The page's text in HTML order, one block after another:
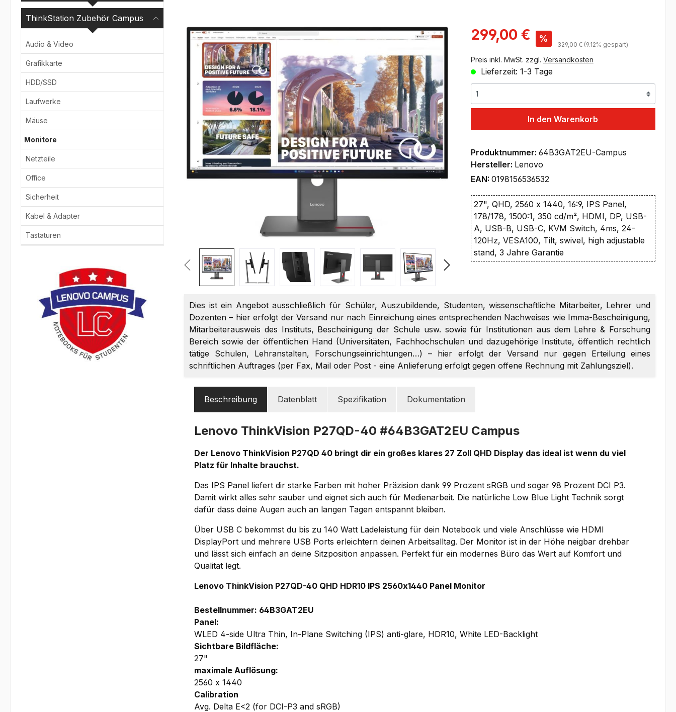
ThinkStation Zubehör Campus
Audio & Video
Grafikkarte
HDD/SSD
Laufwerke
Mäuse
Monitore
Netzteile
Office
Sicherheit
Kabel & Adapter
Tastaturen
Bildergalerie überspringen Verkaufspreis:
299,00 € %
Regulärer Preis:
329,00 € (9.12% gespart)
Preis inkl. MwSt. zzgl. Versandkosten
Lieferzeit: 1-3 Tage
In den Warenkorb
Produktnummer: 64B3GAT2EU-Campus
Hersteller: Lenovo
EAN: 0198156536532
27", QHD, 2560 x 1440, 16:9, IPS Panel,
178/178, 1500:1, 350 cd/m², HDMI, DP, USB-
A, USB-B, USB-C, KVM Switch, 4ms, 24-
120Hz, VESA100, Tilt, swivel, high adjustable
stand, 3 Jahre Garantie
Dies ist ein Angebot ausschließlich für Schüler, Auszubildende, Studenten, wissenschaftliche Mitarbeiter, Lehrer und
Dozenten – hier erfolgt der Versand nur nach Einreichung eines entsprechenden Nachweises wie Imma-Bescheinigung,
Mitarbeiterausweis des Instituts, Bescheinigung der Schule usw. sowie für Institutionen aus dem Lehre & Forschung
Bereich sowie der öffentlichen Hand (Universitäten, Fachhochschulen und dazugehörige Institute, öffentlich rechtlich
tätige Schulen, Lehranstalten, Forschungseinrichtungen…) – hier erfolgt der Versand nur gegen Erteilung eines
schriftlichen Auftrages (per Fax, Mail oder Post - eine Anlieferung erfolgt gegen offene Rechnung mit Zahlungsziel).
Beschreibung Datenblatt Spezifikation Dokumentation
Lenovo ThinkVision P27QD-40 #64B3GAT2EU Campus
Der Lenovo ThinkVision P27QD 40 bringt dir ein großes klares 27 Zoll QHD Display das ideal ist wenn du viel
Platz für Inhalte brauchst.
Das IPS Panel liefert dir starke Farben mit hoher Präzision dank 99 Prozent sRGB und sogar 98 Prozent DCI P3.
Damit wirkt alles sehr sauber und eignet sich auch für Medienarbeit. Die natürliche Low Blue Light Technik sorgt
dafür dass deine Augen auch an langen Tagen entspannt bleiben.
Über USB C bekommst du bis zu 140 Watt Ladeleistung für dein Notebook und viele Anschlüsse wie HDMI
DisplayPort und mehrere USB Ports erleichtern deinen Arbeitsalltag. Der Monitor ist in der Höhe neigbar drehbar
und lässt sich einfach an deine Sitzposition anpassen. Perfekt für ein modernes Büro das Wert auf Komfort und
Qualität legt.
Lenovo ThinkVision P27QD-40 QHD HDR10 IPS 2560x1440 Panel Monitor
Bestellnummer: 64B3GAT2EU
Panel:
WLED 4-side Ultra Thin, In-Plane Switching (IPS) anti-glare, HDR10, White LED-Backlight
Sichtbare Bildfläche:
27"
maximale Auflösung:
2560 x 1440
Calibration
Avg. Delta E<2 (for DCI-P3 and sRGB)